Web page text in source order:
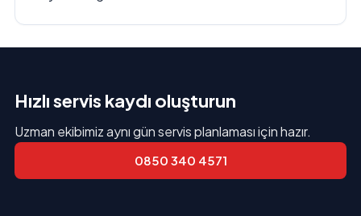
Hızlı servis kaydı oluşturun
Uzman ekibimiz aynı gün servis planlaması için hazır.
0850 340 4571